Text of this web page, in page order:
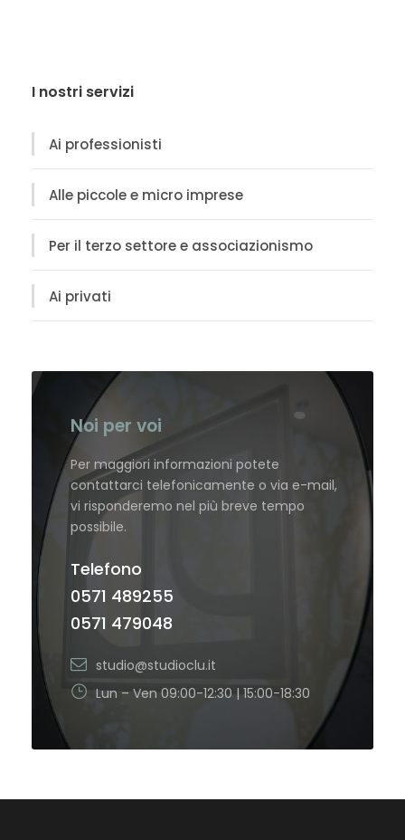
I nostri servizi
Ai professionisti
Alle piccole e micro imprese
Per il terzo settore e associazionismo
Ai privati
Noi per voi
Per maggiori informazioni potete
contattarci telefonicamente o via e-mail,
vi risponderemo nel più breve tempo
possibile.
Telefono
0571 489255
0571 479048
studio@studioclu.it
Lun – Ven 09:00-12:30 | 15:00-18:30